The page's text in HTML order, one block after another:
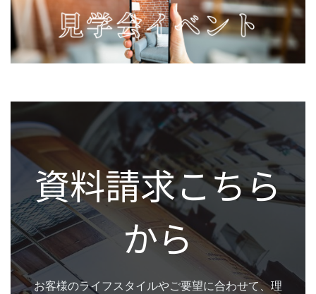
資料請求こちら
から
お客様のライフスタイルやご要望に合わせて、理